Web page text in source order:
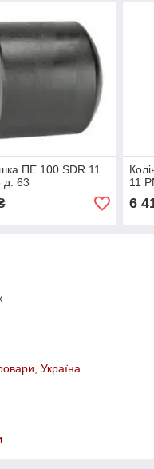
ПЕ 100 SDR 11
д. 63
11
6
Україна